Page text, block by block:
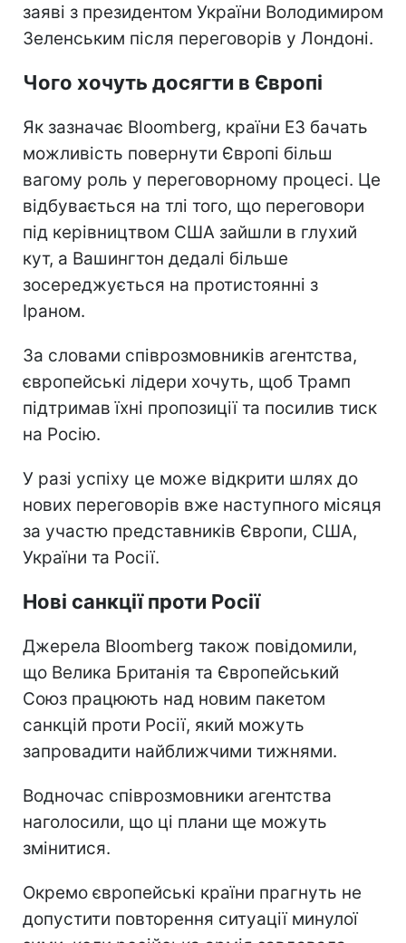
заяві з президентом України Володимиром
Зеленським після переговорів у Лондоні.
Чого хочуть досягти в Європі
Як зазначає Bloomberg, країни E3 бачать
можливість повернути Європі більш
вагому роль у переговорному процесі. Це
відбувається на тлі того, що переговори
під керівництвом США зайшли в глухий
кут, а Вашингтон дедалі більше
зосереджується на протистоянні з
Іраном.
За словами співрозмовників агентства,
європейські лідери хочуть, щоб Трамп
підтримав їхні пропозиції та посилив тиск
на Росію.
У разі успіху це може відкрити шлях до
нових переговорів вже наступного місяця
за участю представників Європи, США,
України та Росії.
Нові санкції проти Росії
Джерела Bloomberg також повідомили,
що Велика Британія та Європейський
Союз працюють над новим пакетом
санкцій проти Росії, який можуть
запровадити найближчими тижнями.
Водночас співрозмовники агентства
наголосили, що ці плани ще можуть
змінитися.
Окремо європейські країни прагнуть не
допустити повторення ситуації минулої